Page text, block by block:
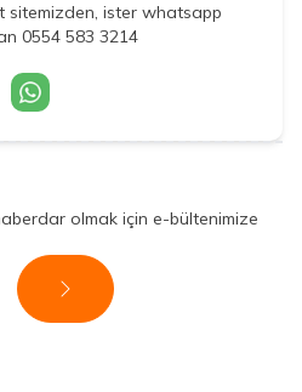
sitemizden, ister whatsapp
0554 583 3214
olmak için e-bültenimize
Kayıt Ol